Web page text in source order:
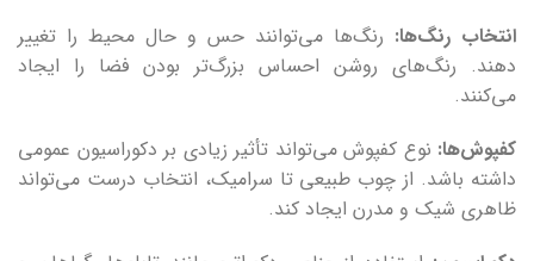
انتخاب رنگ‌ها: رنگ‌ها می‌توانند حس و حال محیط را تغییر
دهند. رنگ‌های روشن احساس بزرگ‌تر بودن فضا را ایجاد
می‌کنند.
کفپوش‌ها: نوع کفپوش می‌تواند تأثیر زیادی بر دکوراسیون عمومی
داشته باشد. از چوب طبیعی تا سرامیک، انتخاب درست می‌تواند
ظاهری شیک و مدرن ایجاد کند.